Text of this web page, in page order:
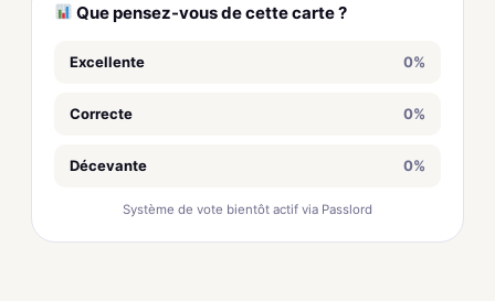
Que pensez-vous de cette carte ?
Excellente 0%
Correcte 0%
Décevante 0%
Système de vote bientôt actif via Passlord